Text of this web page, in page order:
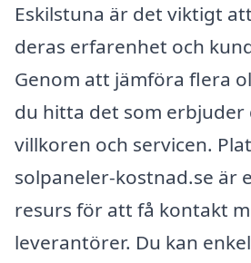
Eskilstuna är det viktigt
deras erfarenhet och
Genom att jämföra flera
du hitta det som erbjuder
villkoren och servicen.
solpaneler-kostnad.se är
resurs för att få kontakt
leverantörer. Du kan